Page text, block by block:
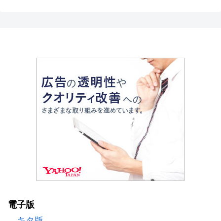
電子版